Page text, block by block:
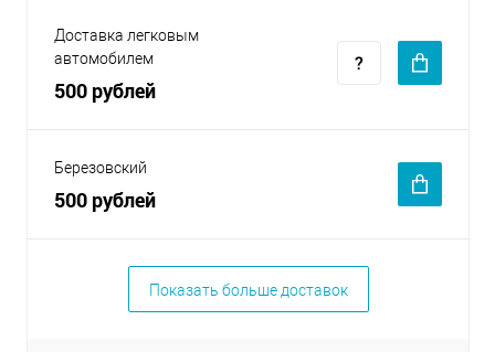
Доставка легковым
автомобилем
500 рублей
Березовский
500 рублей
Показать больше доставок